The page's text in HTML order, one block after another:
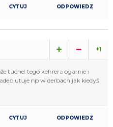
CYTUJ ODPOWIEDZ
+1
tuchel tego kehrera ogarnie i
np w derbach jak kiedyś
CYTUJ ODPOWIEDZ